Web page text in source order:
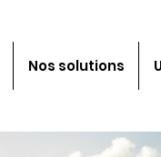
Nos solutions